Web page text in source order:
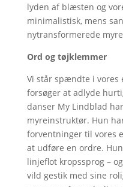
lyden af blæsten og
minimalistisk, mens
nytransformerede
Ord og tøjklemmer
Vi står spændte i vores
forsøger at adlyde
danser My Lindblad
myreinstruktør. Hun
forventninger til vores
at udføre en ordre.
linjeflot kropssprog –
vild gestik med sine